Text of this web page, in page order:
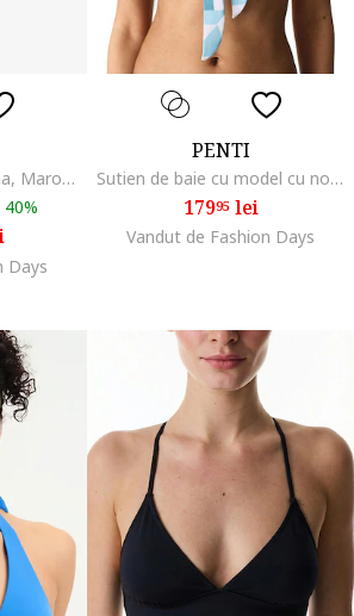
Papuci uni cu catarama, Maro camel
40%
Days
PENTI
Sutien de baie cu model cu nod, Albastru azur/Alb optic/Bleumarin
17995lei
Vandut de Fashion Days